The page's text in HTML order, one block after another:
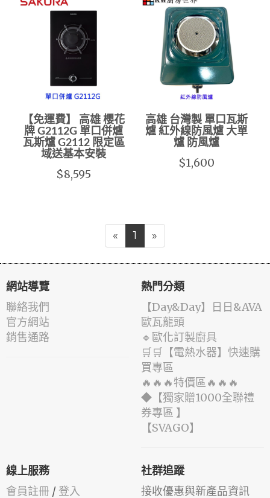
【免運費】 高雄 櫻花
牌 G2112G 單口併爐
瓦斯爐 G2112 限定區
域送基本安裝
$8,595
高雄 台灣製 單口瓦斯
爐 紅外線防風爐 大單
爐 防風爐
$1,600
« 1 »
網站導覽
聯絡我們
官方網站
銷售通路
熱門分類
️【Day&Day】️日日&AVA
歐瓦龍頭
🔹歐化訂製廚具
🛒🛒【電熱水器】快速購
買專區
🔥🔥🔥特價區🔥🔥🔥
◆【獨家贈1000全聯禮
券專區 】
️【SVAGO】️
線上服務
會員註冊 / 登入
社群追蹤
接收優惠與新產品資訊